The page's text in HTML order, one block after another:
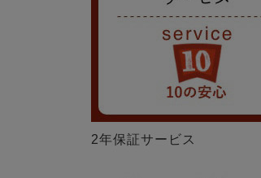
2年保証サービス